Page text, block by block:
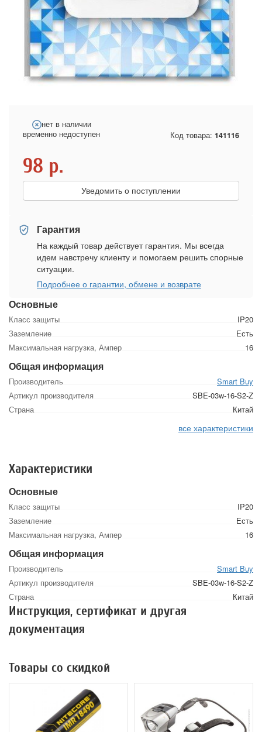
Основные
Класс защиты
IP20
Заземление
Есть
Максимальная нагрузка, Ампер
16
Общая информация
Производитель
Smart Buy
Артикул производителя
SBE-03w-16-S2-Z
Страна
Китай
все характеристики
нет в наличии
временно недоступен
Код товара: 141116
98 р.
Уведомить о поступлении
Гарантия
На каждый товар действует гарантия. Мы всегда
идем навстречу клиенту и помогаем решить спорные
ситуации.
Подробнее о гарантии, обмене и возврате
Характеристики
Основные
Класс защиты
IP20
Заземление
Есть
Максимальная нагрузка, Ампер
16
Общая информация
Производитель
Smart Buy
Артикул производителя
SBE-03w-16-S2-Z
Страна
Китай
Инструкция, сертификат и другая
документация
Товары со скидкой